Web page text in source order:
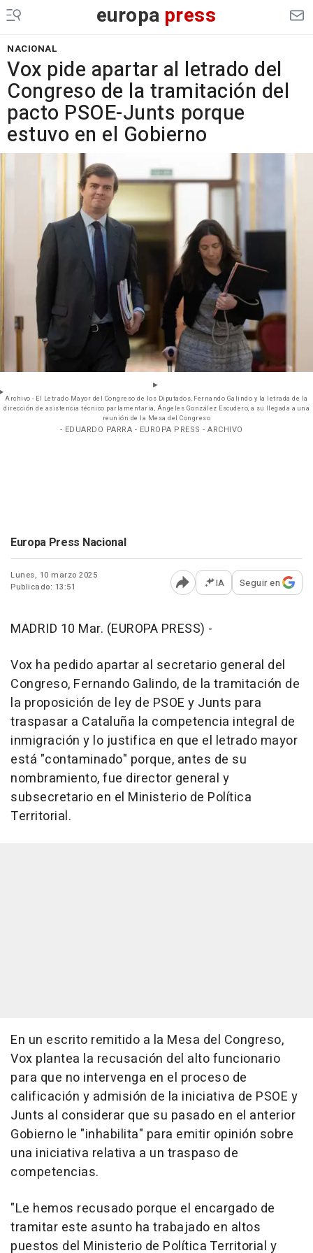
europa press
NACIONAL
Vox pide apartar al letrado del
Congreso de la tramitación del
pacto PSOE-Junts porque
estuvo en el Gobierno
Archivo - El Letrado Mayor del Congreso de los Diputados, Fernando Galindo y la letrada de la
dirección de asistencia técnico parlamentaria, Ángeles González Escudero, a su llegada a una
reunión de la Mesa del Congreso
- EDUARDO PARRA - EUROPA PRESS - ARCHIVO
Europa Press Nacional
Lunes, 10 marzo 2025
Publicado: 13:51
Abrir opciones para
IA Seguir en
MADRID 10 Mar. (EUROPA PRESS) -
Vox ha pedido apartar al secretario general del
Congreso, Fernando Galindo, de la tramitación de
la proposición de ley de PSOE y Junts para
traspasar a Cataluña la competencia integral de
inmigración y lo justifica en que el letrado mayor
está "contaminado" porque, antes de su
nombramiento, fue director general y
subsecretario en el Ministerio de Política
Territorial.
En un escrito remitido a la Mesa del Congreso,
Vox plantea la recusación del alto funcionario
para que no intervenga en el proceso de
calificación y admisión de la iniciativa de PSOE y
Junts al considerar que su pasado en el anterior
Gobierno le "inhabilita" para emitir opinión sobre
una iniciativa relativa a un traspaso de
competencias.
"Le hemos recusado porque el encargado de
tramitar este asunto ha trabajado en altos
puestos del Ministerio de Política Territorial y